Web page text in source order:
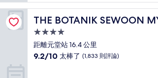
常
(64
則
評
論)
THE BOTANIK SEWOON
THE BOTANIK SEWOON
4.0
星
級
距離元堂站 16.4 公里
9.2
9.2/10 太棒了 (1,833 則評論)